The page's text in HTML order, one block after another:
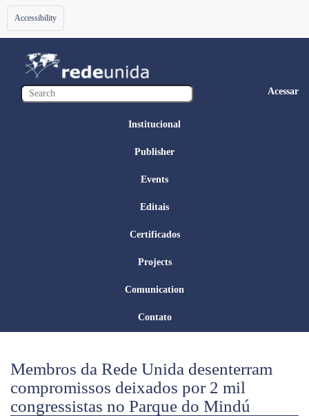
Toggle
navigation
Accessibility
Acessar
Institucional
Publisher
Events
Editais
Certificados
Projects
Comunication
Contato
Membros da Rede Unida desenterram
compromissos deixados por 2 mil
congressistas no Parque do Mindú